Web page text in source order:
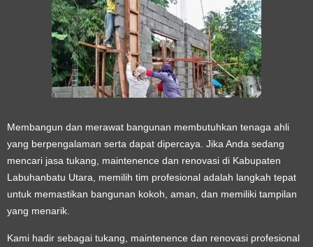
Membangun dan merawat bangunan membutuhkan tenaga ahli
yang berpengalaman serta dapat dipercaya. Jika Anda sedang
mencari jasa tukang, maintenence dan renovasi di Kabupaten
Labuhanbatu Utara, memilih tim profesional adalah langkah tepat
untuk memastikan bangunan kokoh, aman, dan memiliki tampilan
yang menarik.
Kami hadir sebagai tukang, maintenence dan renovasi profesional